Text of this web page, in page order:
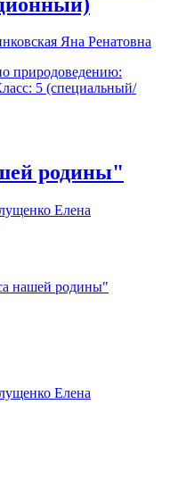
Яна Ренатовна
природоведению:
5 (специальный/
родины"
Елена
нашей родины"
Елена